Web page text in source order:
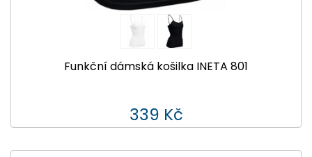
Funkční dámská košilka INETA 801
339 Kč